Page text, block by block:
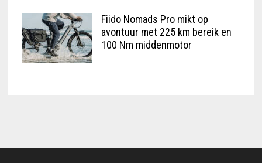
Fiido Nomads Pro mikt op
avontuur met 225 km bereik en
100 Nm middenmotor